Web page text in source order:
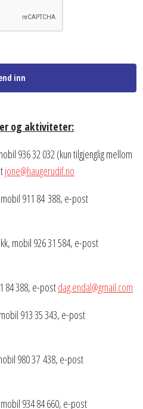
og aktiviteter:
936 32 032 (kun tilgjenglig mellom
jone@haugerudif.no
mobil 911 84 388, e-post
mobil 926 31 584, e-post
84 388, e-postdag.endal@gmail.com
913 35 343, e-post
980 37 438, e-post
934 84 660, e-post